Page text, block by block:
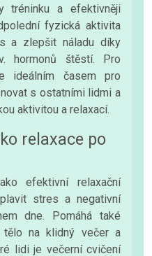
tréninku a efektivněji
fyzická aktivita
a zlepšit náladu díky
hormonů štěstí. Pro
ideálním časem pro
s ostatními lidmi a
aktivitou a relaxací.
relaxace po
efektivní relaxační
stres a negativní
dne. Pomáhá také
na klidný večer a
lidi je večerní cvičení